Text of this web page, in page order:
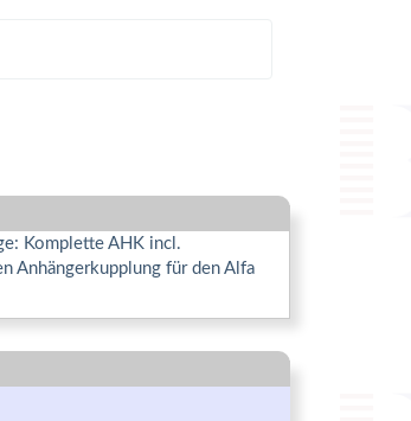
Komplette AHK incl.
Anhängerkupplung für den Alfa